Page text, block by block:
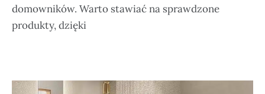
domowników. Warto stawiać na sprawdzone
produkty, dzięki